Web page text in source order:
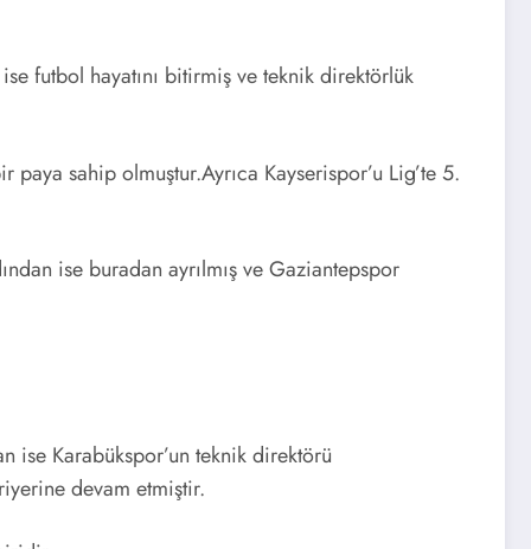
futbol hayatını bitirmiş ve teknik direktörlük
sahip olmuştur.Ayrıca Kayserispor’u Lig’te 5.
ise buradan ayrılmış ve Gaziantepspor
ise Karabükspor’un teknik direktörü
devam etmiştir.